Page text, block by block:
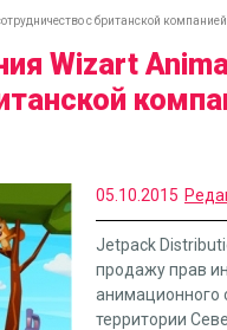
с британской
Wizart
05.10.2015
Jetpack
продажу прав
анимационного
территории